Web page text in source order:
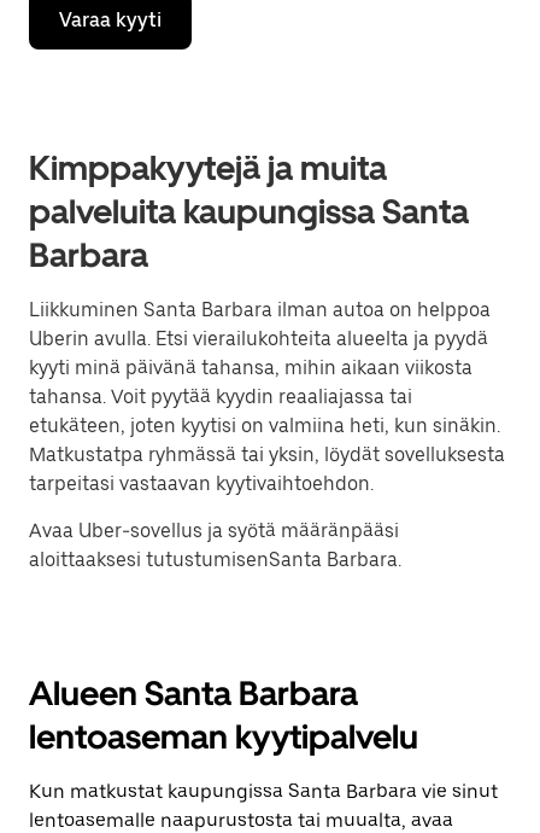
Varaa kyyti
Kimppakyytejä ja muita
palveluita kaupungissa Santa
Barbara
Liikkuminen Santa Barbara ilman autoa on helppoa
Uberin avulla. Etsi vierailukohteita alueelta ja pyydä
kyyti minä päivänä tahansa, mihin aikaan viikosta
tahansa. Voit pyytää kyydin reaaliajassa tai
etukäteen, joten kyytisi on valmiina heti, kun sinäkin.
Matkustatpa ryhmässä tai yksin, löydät sovelluksesta
tarpeitasi vastaavan kyytivaihtoehdon.
Avaa Uber-sovellus ja syötä määränpääsi
aloittaaksesi tutustumisenSanta Barbara.
Alueen Santa Barbara
lentoaseman kyytipalvelu
Kun matkustat kaupungissa Santa Barbara vie sinut
lentoasemalle naapurustosta tai muualta, avaa